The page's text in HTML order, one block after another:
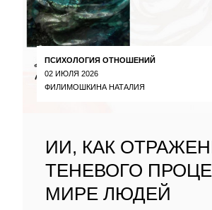
ПСИХОЛОГИЯ ОТНОШЕНИЙ
02 ИЮЛЯ 2026
ФИЛИМОШКИНА НАТАЛИЯ
ИИ, КАК
ТЕНЕВОГО
МИРЕ ЛЮДЕЙ